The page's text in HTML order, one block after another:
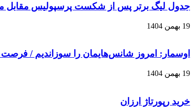
جدول لیگ برتر پس از شکست پرسپولیس مقابل
19 بهمن 1404
اوسمار: امروز شانس‌هایمان را سوزاندیم /
19 بهمن 1404
خرید رپورتاژ ارزان